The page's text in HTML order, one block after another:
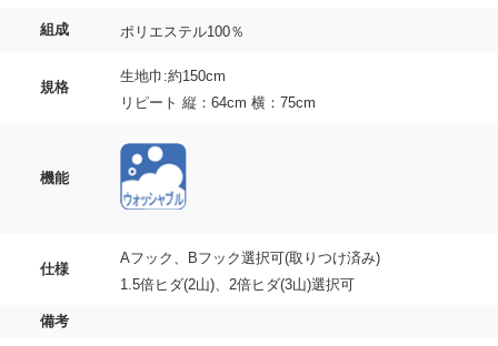
組成 ポリエステル100％
規格
生地巾:約150cm
リピート 縦：64cm 横：75cm
機能
仕様
Aフック、Bフック選択可(取りつけ済み)
1.5倍ヒダ(2山)、2倍ヒダ(3山)選択可
備考